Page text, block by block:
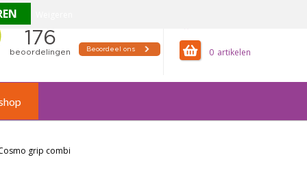
0
grip combi